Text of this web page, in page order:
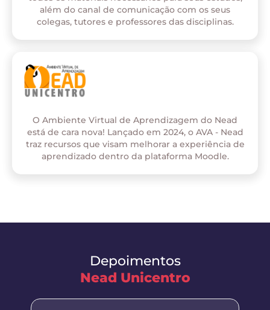
além do canal de comunicação com os seus
colegas, tutores e professores das disciplinas.
O Ambiente Virtual de Aprendizagem do Nead
está de cara nova! Lançado em 2024, o AVA - Nead
traz recursos que visam melhorar a experiência de
aprendizado dentro da plataforma Moodle.
Depoimentos
Nead Unicentro